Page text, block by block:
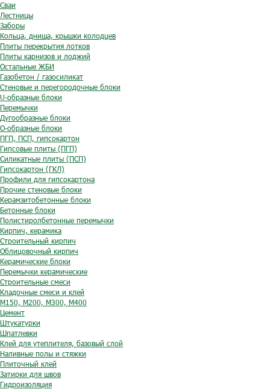
Сваи
Лестницы
Заборы
Кольца, днища, крышки колодцев
Плиты перекрытия лотков
Плиты карнизов и лоджий
Остальные ЖБИ
Газобетон / газосиликат
Стеновые и перегородочные блоки
U-образные блоки
Перемычки
Дугообразные блоки
O-образные блоки
ПГП, ПСП, гипсокартон
Гипсовые плиты (ПГП)
Силикатные плиты (ПСП)
Гипсокартон (ГКЛ)
Профили для гипсокартона
Прочие стеновые блоки
Керамзитобетонные блоки
Бетонные блоки
Полистиролбетонные перемычки
Кирпич, керамика
Строительный кирпич
Облицовочный кирпич
Керамические блоки
Перемычки керамические
Строительные смеси
Кладочные смеси и клей
М150, М200, М300, М400
Цемент
Штукатурки
Шпатлевки
Клей для утеплителя, базовый слой
Наливные полы и стяжки
Плиточный клей
Затирки для швов
Гидроизоляция